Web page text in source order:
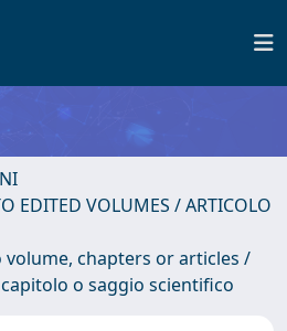
EDITED VOLUMES / ARTICOLO
chapters or articles /
o saggio scientifico